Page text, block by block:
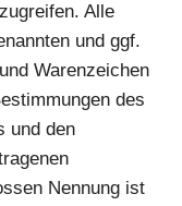
Alle
und ggf.
Warenzeichen
des
und den
Nennung ist